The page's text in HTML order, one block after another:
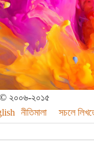
© ২০০৬-২০১৫
নীতিমালা সচলে